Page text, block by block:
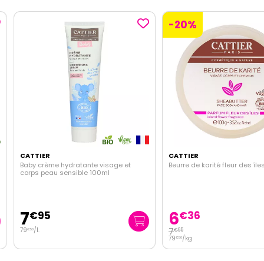
CATTIER
Baby crème hydratante visage et
corps peau sensible 100ml
7€95
79€50/l.
-20%
CATTIER
Beurre de karité fleur des îles
6€36
7€95
79€50/kg